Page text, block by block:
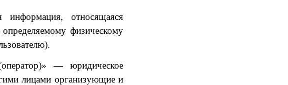
относящаяся
физическому
— юридическое
лицами организующие и